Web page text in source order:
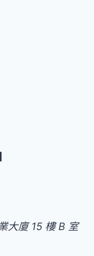
大廈 15 樓 B 室